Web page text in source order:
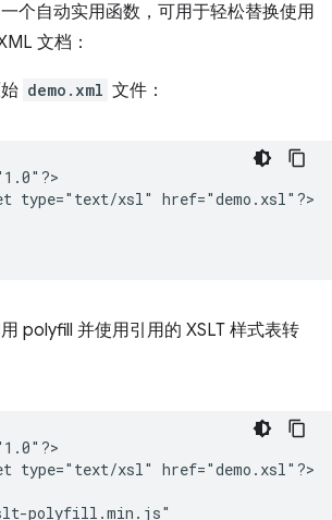
个自动实用函数，可用于轻松替换使用
文档：
demo.xml 文件：
type="text/xsl" href="demo.xsl"?>
polyfill 并使用引用的 XSLT 样式表转
type="text/xsl" href="demo.xsl"?>